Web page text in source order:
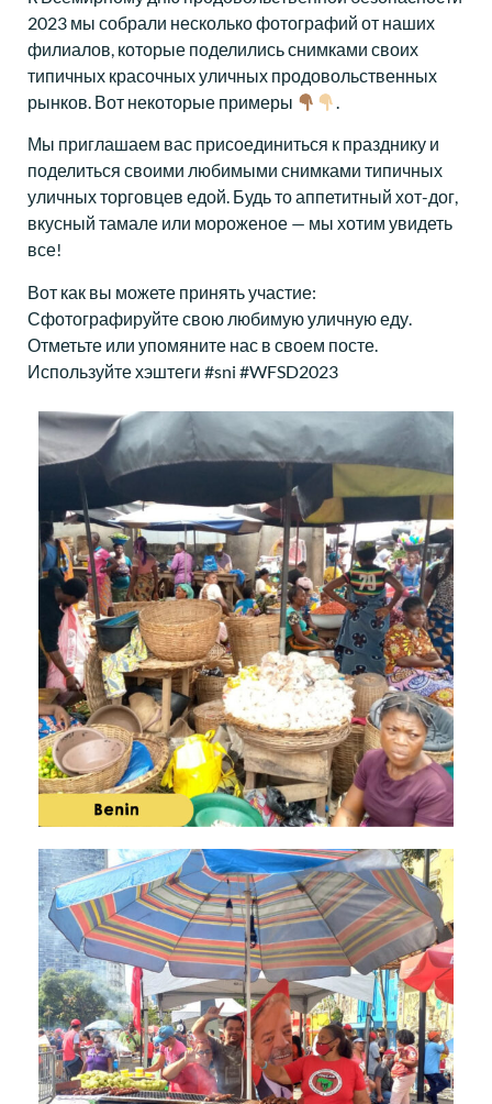
2023 мы собрали несколько фотографий от наших
филиалов, которые поделились снимками своих
типичных красочных уличных продовольственных
рынков. Вот некоторые примеры
.
Мы приглашаем вас присоединиться к празднику и
поделиться своими любимыми снимками типичных
уличных торговцев едой. Будь то аппетитный хот-дог,
вкусный тамале или мороженое — мы хотим увидеть
все!
Вот как вы можете принять участие:
Сфотографируйте свою любимую уличную еду.
Отметьте или упомяните нас в своем посте.
Используйте хэштеги #sni #WFSD2023